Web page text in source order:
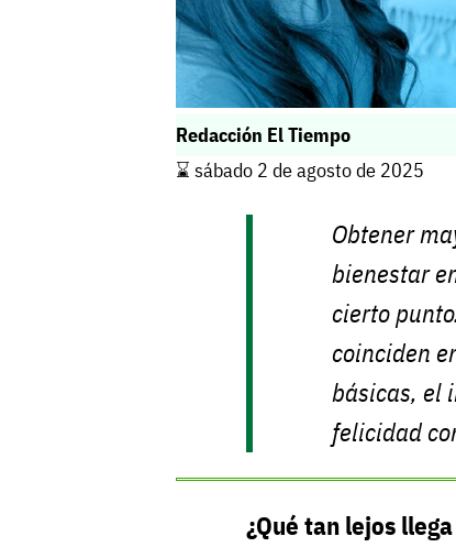
Redacción El Tiempo
⌛️ sábado 2 de agosto de 2025
Obtener
bienestar
cierto
coinciden
básicas, el
felicidad
¿Qué tan lejos